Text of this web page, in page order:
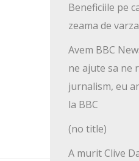
Beneficiile pe
zeama de varza
Avem BBC
ne ajute sa ne
jurnalism, eu
la BBC
(no title)
A murit Clive